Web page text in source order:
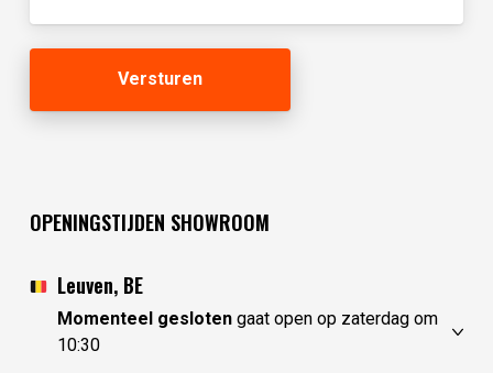
OPENINGSTIJDEN SHOWROOM
Leuven, BE
Momenteel geslotengaat open op zaterdag om
10:30